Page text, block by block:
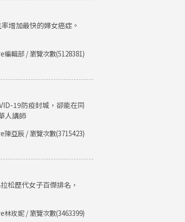
增加最快的婦女癌症。
編輯部 / 瀏覽次數(5128381)
19防疫封城，卻能在同
人講師
陳亞辰 / 瀏覽次數(3715423)
松歷代女子百傑排名，
林玫妮 / 瀏覽次數(3463399)